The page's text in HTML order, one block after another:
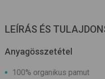
LEÍRÁS ÉS
Anyagösszetétel
100% organikus pamut